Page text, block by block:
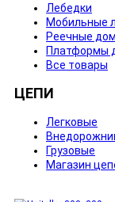
Лебедки
Мобильные
Реечные
Платформы
Все товары
ЦЕПИ
Легковые
Грузовые
Магазин